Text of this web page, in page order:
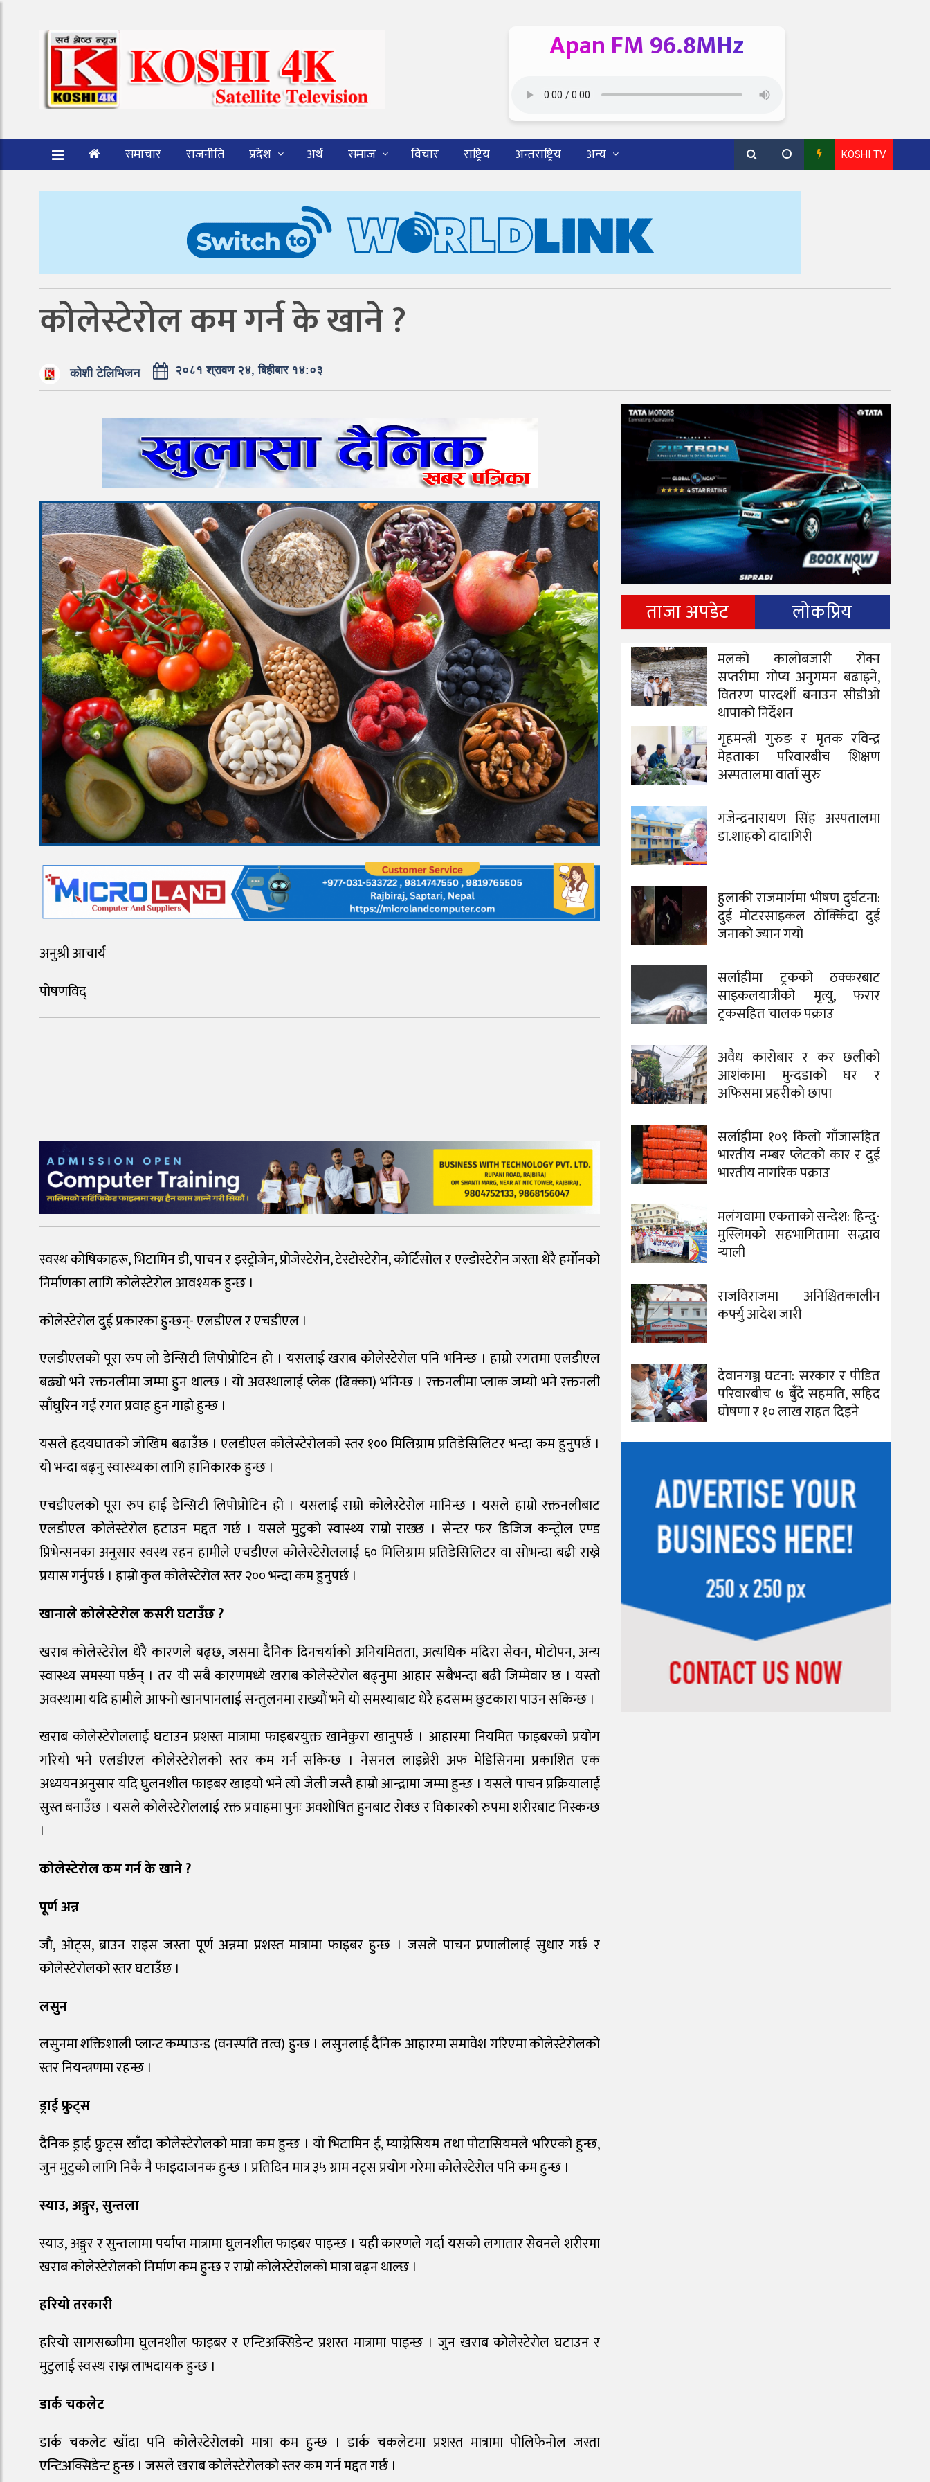
Apan FM 96.8MHz
समाचार राजनीति प्रदेश अर्थ समाज विचार राष्ट्रिय अन्तराष्ट्रिय अन्य KOSHI TV
कोलेस्टेरोल कम गर्न के खाने ?
कोशी टेलिभिजन २०८१ श्रावण २४, बिहीबार १४:०३
अनुश्री आचार्य
पोषणविद्
स्वस्थ कोषिकाहरू, भिटामिन डी, पाचन र इस्ट्रोजेन, प्रोजेस्टेरोन, टेस्टोस्टेरोन, कोर्टिसोल र एल्डोस्टेरोन जस्ता धेरै हर्मोनको
निर्माणका लागि कोलेस्टेरोल आवश्यक हुन्छ ।
कोलेस्टेरोल दुई प्रकारका हुन्छन्- एलडीएल र एचडीएल ।
एलडीएलको पूरा रुप लो डेन्सिटी लिपोप्रोटिन हो । यसलाई खराब कोलेस्टेरोल पनि भनिन्छ । हाम्रो रगतमा एलडीएल
बढ्यो भने रक्तनलीमा जम्मा हुन थाल्छ । यो अवस्थालाई प्लेक (ढिक्का) भनिन्छ । रक्तनलीमा प्लाक जम्यो भने रक्तनली
साँघुरिन गई रगत प्रवाह हुन गाह्रो हुन्छ ।
यसले हृदयघातको जोखिम बढाउँछ । एलडीएल कोलेस्टेरोलको स्तर १०० मिलिग्राम प्रतिडेसिलिटर भन्दा कम हुनुपर्छ ।
यो भन्दा बढ्नु स्वास्थ्यका लागि हानिकारक हुन्छ ।
एचडीएलको पूरा रुप हाई डेन्सिटी लिपोप्रोटिन हो । यसलाई राम्रो कोलेस्टेरोल मानिन्छ । यसले हाम्रो रक्तनलीबाट
एलडीएल कोलेस्टेरोल हटाउन मद्दत गर्छ । यसले मुटुको स्वास्थ्य राम्रो राख्छ । सेन्टर फर डिजिज कन्ट्रोल एण्ड
प्रिभेन्सनका अनुसार स्वस्थ रहन हामीले एचडीएल कोलेस्टेरोललाई ६० मिलिग्राम प्रतिडेसिलिटर वा सोभन्दा बढी राख्ने
प्रयास गर्नुपर्छ । हाम्रो कुल कोलेस्टेरोल स्तर २०० भन्दा कम हुनुपर्छ ।
खानाले कोलेस्टेरोलकसरी घटाउँछ ?
खराब कोलेस्टेरोल धेरै कारणले बढ्छ, जसमा दैनिक दिनचर्याको अनियमितता, अत्यधिक मदिरा सेवन, मोटोपन, अन्य
स्वास्थ्य समस्या पर्छन् । तर यी सबै कारणमध्ये खराब कोलेस्टेरोल बढ्नुमा आहार सबैभन्दा बढी जिम्मेवार छ । यस्तो
अवस्थामा यदि हामीले आफ्नो खानपानलाई सन्तुलनमा राख्यौं भने यो समस्याबाट धेरै हदसम्म छुटकारा पाउन सकिन्छ ।
खराब कोलेस्टेरोललाई घटाउन प्रशस्त मात्रामा फाइबरयुक्त खानेकुरा खानुपर्छ । आहारमा नियमित फाइबरको प्रयोग
गरियो भने एलडीएल कोलेस्टेरोलको स्तर कम गर्न सकिन्छ । नेसनल लाइब्रेरी अफ मेडिसिनमा प्रकाशित एक
अध्ययनअनुसार यदि घुलनशील फाइबर खाइयो भने त्यो जेली जस्तै हाम्रो आन्द्रामा जम्मा हुन्छ । यसले पाचन प्रक्रियालाई
सुस्त बनाउँछ । यसले कोलेस्टेरोललाई रक्त प्रवाहमा पुनः अवशोषित हुनबाट रोक्छ र विकारको रुपमा शरीरबाट निस्कन्छ
।
कोलेस्टेरोल कम गर्न के खाने ?
पूर्ण अन्न
जौ, ओट्स, ब्राउन राइस जस्ता पूर्ण अन्नमा प्रशस्त मात्रामा फाइबर हुन्छ । जसले पाचन प्रणालीलाई सुधार गर्छ र
कोलेस्टेरोलको स्तर घटाउँछ ।
लसुन
लसुनमा शक्तिशाली प्लान्ट कम्पाउन्ड (वनस्पति तत्व) हुन्छ । लसुनलाई दैनिक आहारमा समावेश गरिएमा कोलेस्टेरोलको
स्तर नियन्त्रणमा रहन्छ ।
ड्राई फ्रुट्स
दैनिक ड्राई फ्रुट्स खाँदा कोलेस्टेरोलको मात्रा कम हुन्छ । यो भिटामिन ई, म्याग्नेसियम तथा पोटासियमले भरिएको हुन्छ,
जुन मुटुको लागि निकै नै फाइदाजनक हुन्छ । प्रतिदिन मात्र ३५ ग्राम नट्स प्रयोग गरेमा कोलेस्टेरोल पनि कम हुन्छ ।
स्याउ, अङ्गुर, सुन्तला
स्याउ, अङ्गुर र सुन्तलामा पर्याप्त मात्रामा घुलनशील फाइबर पाइन्छ । यही कारणले गर्दा यसको लगातार सेवनले शरीरमा
खराब कोलेस्टेरोलको निर्माण कम हुन्छ र राम्रो कोलेस्टेरोलको मात्रा बढ्न थाल्छ ।
हरियो तरकारी
हरियो सागसब्जीमा घुलनशील फाइबर र एन्टिअक्सिडेन्ट प्रशस्त मात्रामा पाइन्छ । जुन खराब कोलेस्टेरोल घटाउन र
मुटुलाई स्वस्थ राख्न लाभदायक हुन्छ ।
डार्क चकलेट
डार्क चकलेट खाँदा पनि कोलेस्टेरोलको मात्रा कम हुन्छ । डार्क चकलेटमा प्रशस्त मात्रामा पोलिफेनोल जस्ता
एन्टिअक्सिडेन्ट हुन्छ । जसले खराब कोलेस्टेरोलको स्तर कम गर्न मद्दत गर्छ ।
ताजा अपडेट लोकप्रिय
मलको कालोबजारी रोक्न
सप्तरीमा गोप्य अनुगमन बढाइने,
वितरण पारदर्शी बनाउन सीडीओ
थापाको निर्देशन
गृहमन्त्री गुरुङ र मृतक रविन्द्र
मेहताका परिवारबीच शिक्षण
अस्पतालमा वार्ता सुरु
गजेन्द्रनारायण सिंह अस्पतालमा
डा.शाहको दादागिरी
हुलाकी राजमार्गमा भीषण दुर्घटना:
दुई मोटरसाइकल ठोक्किँदा दुई
जनाको ज्यान गयो
सर्लाहीमा ट्रकको ठक्करबाट
साइकलयात्रीको मृत्यु, फरार
ट्रकसहित चालक पक्राउ
अवैध कारोबार र कर छलीको
आशंकामा मुन्दडाको घर र
अफिसमा प्रहरीको छापा
सर्लाहीमा १०९ किलो गाँजासहित
भारतीय नम्बर प्लेटको कार र दुई
भारतीय नागरिक पक्राउ
मलंगवामा एकताको सन्देश: हिन्दु-
मुस्लिमको सहभागितामा सद्भाव
र्‍याली
राजविराजमा अनिश्चितकालीन
कर्फ्यु आदेश जारी
देवानगञ्ज घटना: सरकार र पीडित
परिवारबीच ७ बुँदे सहमति, सहिद
घोषणा र १० लाख राहत दिइने